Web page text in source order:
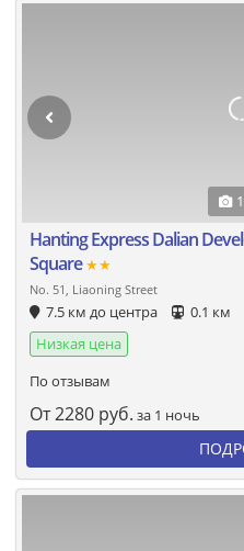
Hanting Express Dalian
Square★★
No. 51, Liaoning Street
7.5 км до центра 0.1 км
Низкая цена
По отзывам
От2280 руб. за 1 ночь